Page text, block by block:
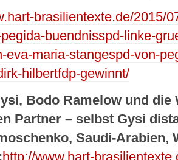
brasilientexte.de/2015/
buendnisspd-linke-
eva-maria-stangespd-von-
hilbertfdp-gewinnt/
Bodo Ramelow und
Partner – selbst Gysi
Saudi-Arabien,
http://www.hart-